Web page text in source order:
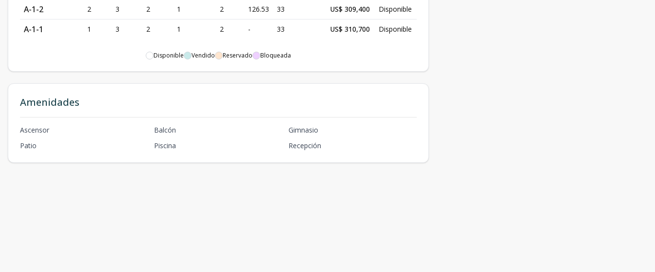
A-1-2 2 3 2 1 2 126.53 33 US$ 309,400 Disponible
A-1-1 1 3 2 1 2 - 33 US$ 310,700 Disponible
Disponible Vendido Reservado Bloqueada
Amenidades
Ascensor Balcón
Gimnasio
Patio
Piscina Recepción